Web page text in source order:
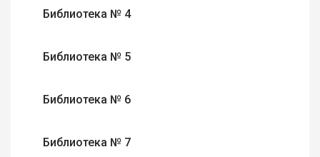
Библиотека № 4
Библиотека № 5
Библиотека № 6
Библиотека № 7